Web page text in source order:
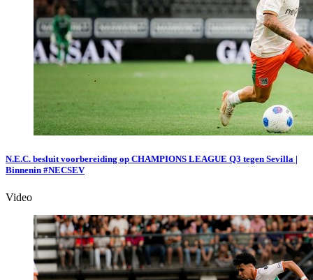
N.E.C. besluit voorbereiding op CHAMPIONS LEAGUE Q3 tegen Sevilla |
Binnenin #NECSEV
Video